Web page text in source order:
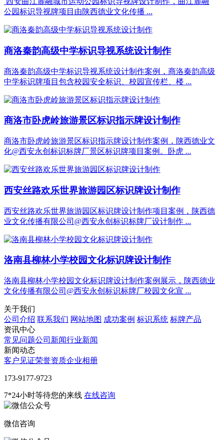
公园标识导视牌项目由陕西德业文化传播 ...
商洛秦韵高级中学标识导视系统设计制作
商洛秦韵高级中学标识导视系统设计制作案例，商洛秦韵高级
中学标识牌项目包含校园安全标识、校园宣传栏、楼 ...
商洛市卧虎岭旅游景区标识指示牌设计制作
商洛市卧虎岭旅游景区标识指示牌设计制作案例，陕西德业文
化@西安永创标识标牌厂景区标识牌项目案例。卧虎 ...
西安丝路欢乐世界旅游园区标识牌设计制作
西安丝路欢乐世界旅游园区标识牌设计制作项目案例，陕西德
业文化传播有限公司@西安永创标识标牌厂设计制作 ...
洛南县柳林小学校园文化标识牌设计制作
洛南县柳林小学校园文化标识牌设计制作案例展示，陕西德业
文化传播有限公司@西安永创标识标牌厂校园文化宣 ...
关于我们
公司介绍 联系我们 网站地图 成功案例 标识系统 标牌产品
资讯中心
常见问题公司新闻行业新闻
新闻动态
客户见证荣誉资质企业相册
‭173-9177-9723
7*24小时等待您的来线 在线咨询
微信咨询